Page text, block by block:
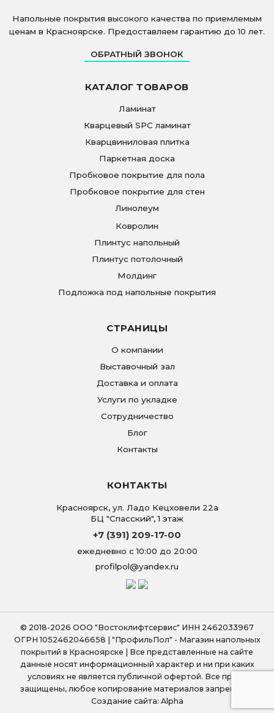
Напольные покрытия высокого качества по приемлемым
ценам в Красноярске. Предоставляем гарантию до 10 лет.
ОБРАТНЫЙ ЗВОНОК
КАТАЛОГ ТОВАРОВ
Ламинат
Кварцевый SPC ламинат
Кварцвиниловая плитка
Паркетная доска
Пробковое покрытие для пола
Пробковое покрытие для стен
Линолеум
Ковролин
Плинтус напольный
Плинтус потолочный
Молдинг
Подложка под напольные покрытия
СТРАНИЦЫ
О компании
Выставочный зал
Доставка и оплата
Услуги по укладке
Сотрудничество
Блог
Контакты
КОНТАКТЫ
Красноярск, ул. Ладо Кецховели 22а
БЦ "Спасский", 1 этаж
+7 (391) 209-17-00
ежедневно с 10:00 до 20:00
profilpol@yandex.ru
© 2018-2026 ООО "Востоклифтсервис" ИНН 2462033967
ОГРН 1052462046658 | "ПрофильПол" - Магазин напольных
покрытий в Красноярске | Все представленные на сайте
данные носят информационный характер и ни при каких
условиях не является публичной офертой. Все права
защищены, любое копирование материалов запрещено.
Создание сайта: Alpha